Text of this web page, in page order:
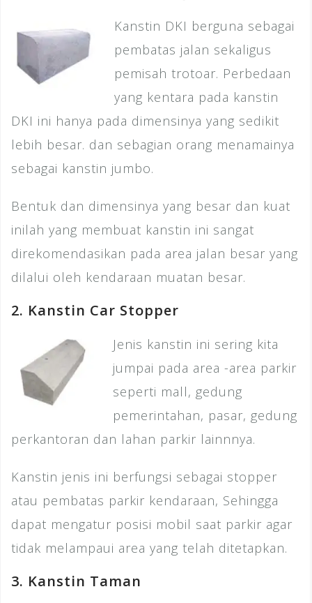
Kanstin DKI berguna sebagai
pembatas jalan sekaligus
pemisah trotoar. Perbedaan
yang kentara pada kanstin
DKI ini hanya pada dimensinya yang sedikit
lebih besar. dan sebagian orang menamainya
sebagai kanstin jumbo.
Bentuk dan dimensinya yang besar dan kuat
inilah yang membuat kanstin ini sangat
direkomendasikan pada area jalan besar yang
dilalui oleh kendaraan muatan besar.
2. Kanstin Car Stopper
Jenis kanstin ini sering kita
jumpai pada area -area parkir
seperti mall, gedung
pemerintahan, pasar, gedung
perkantoran dan lahan parkir lainnnya.
Kanstin jenis ini berfungsi sebagai stopper
atau pembatas parkir kendaraan, Sehingga
dapat mengatur posisi mobil saat parkir agar
tidak melampaui area yang telah ditetapkan.
3. Kanstin Taman